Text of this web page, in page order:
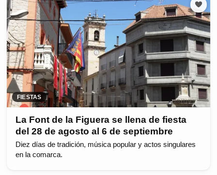
FIESTAS
La Font de la Figuera se llena de fiesta
del 28 de agosto al 6 de septiembre
Diez días de tradición, música popular y actos singulares
en la comarca.